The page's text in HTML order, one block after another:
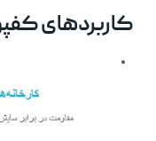
کاربردهای